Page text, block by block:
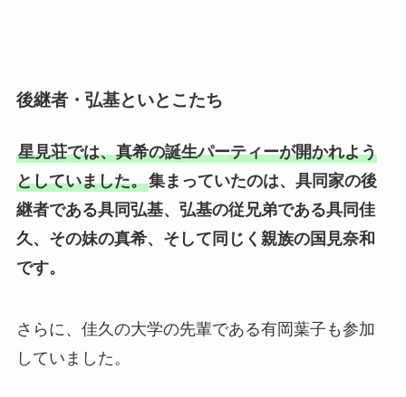
後継者・弘基といとこたち
星見荘では、真希の誕生パーティーが開かれよう
としていました。集まっていたのは、具同家の後
継者である具同弘基、弘基の従兄弟である具同佳
久、その妹の真希、そして同じく親族の国見奈和
です。
さらに、佳久の大学の先輩である有岡葉子も参加
していました。